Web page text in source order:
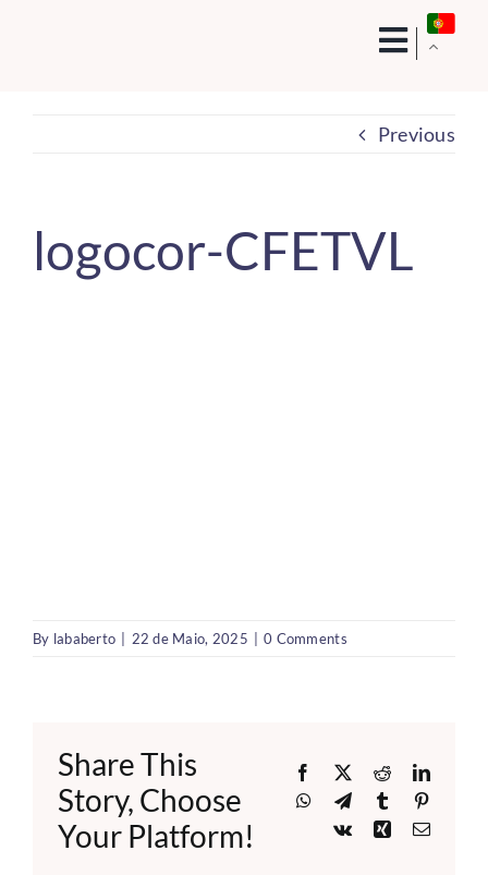
Previous
logocor-CFETVL
By lababerto 22 de Maio, 2025 0 Comments
Share This
Story, Choose
Your Platform!
Facebook
X Reddit
WhatsApp
TelegramTumblr
Vk
XingEmail